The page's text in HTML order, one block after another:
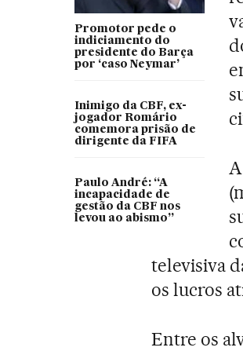
Promotor pede o
indiciamento do
presidente do Barça
por ‘caso Neymar’
Inimigo da CBF, ex-
jogador Romário
comemora prisão de
dirigente da FIFA
Paulo André: “A
incapacidade de
gestão da CBF nos
levou ao abismo”
televisiva
os lucros
Entre os